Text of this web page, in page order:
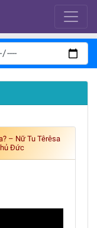
– Nữ Tu Têrêsa
Đức